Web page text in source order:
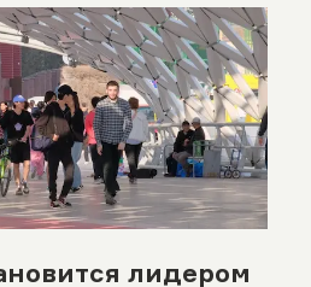
лидером